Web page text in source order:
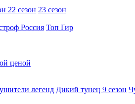
22 сезон 23 сезон
Россия Топ Гир
ценой
легенд Дикий тунец 9 сезон